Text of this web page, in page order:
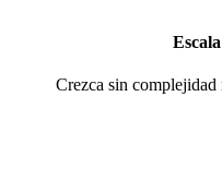
Crezca sin complejidad